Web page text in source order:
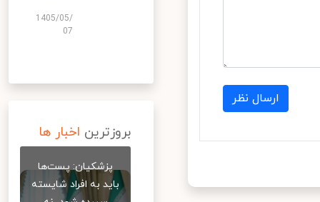
ارسال نظر
1405/05/
07
بروزترین اخبار ها
پزشکیان: پست‌ها
باید به افراد شایسته